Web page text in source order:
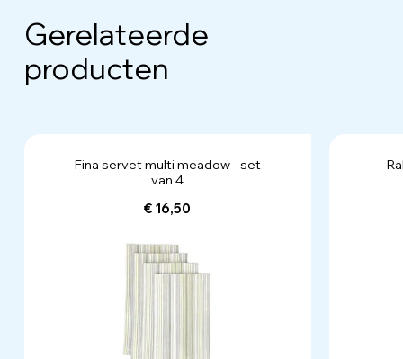
Gerelateerde
producten
Fina servet multi meadow - set
van 4
€ 16,50